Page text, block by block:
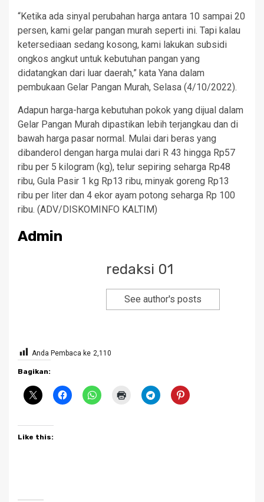
“Ketika ada sinyal perubahan harga antara 10 sampai 20
persen, kami gelar pangan murah seperti ini. Tapi kalau
ketersediaan sedang kosong, kami lakukan subsidi
ongkos angkut untuk kebutuhan pangan yang
didatangkan dari luar daerah,” kata Yana dalam
pembukaan Gelar Pangan Murah, Selasa (4/10/2022).
Adapun harga-harga kebutuhan pokok yang dijual dalam
Gelar Pangan Murah dipastikan lebih terjangkau dan di
bawah harga pasar normal. Mulai dari beras yang
dibanderol dengan harga mulai dari R 43 hingga Rp57
ribu per 5 kilogram (kg), telur sepiring seharga Rp48
ribu, Gula Pasir 1 kg Rp13 ribu, minyak goreng Rp13
ribu per liter dan 4 ekor ayam potong seharga Rp 100
ribu. (ADV/DISKOMINFO KALTIM)
Admin
redaksi 01
See author's posts
Anda Pembaca ke 2,110
Bagikan:
Like this: